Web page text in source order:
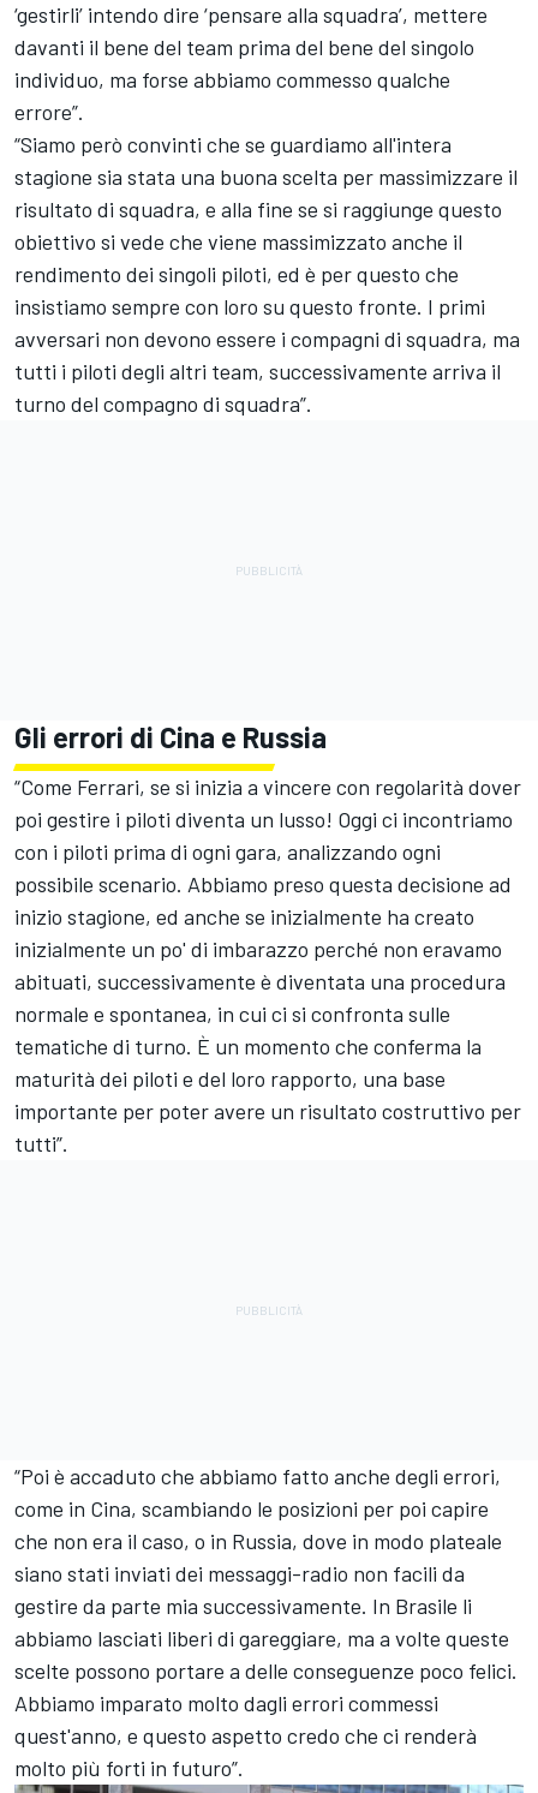
‘gestirli’ intendo dire ‘pensare alla squadra’, mettere
davanti il bene del team prima del bene del singolo
individuo, ma forse abbiamo commesso qualche
errore”.
“Siamo però convinti che se guardiamo all'intera
stagione sia stata una buona scelta per massimizzare il
risultato di squadra, e alla fine se si raggiunge questo
obiettivo si vede che viene massimizzato anche il
rendimento dei singoli piloti, ed è per questo che
insistiamo sempre con loro su questo fronte. I primi
avversari non devono essere i compagni di squadra, ma
tutti i piloti degli altri team, successivamente arriva il
turno del compagno di squadra”.
Gli errori di Cina e Russia
“Come Ferrari, se si inizia a vincere con regolarità dover
poi gestire i piloti diventa un lusso! Oggi ci incontriamo
con i piloti prima di ogni gara, analizzando ogni
possibile scenario. Abbiamo preso questa decisione ad
inizio stagione, ed anche se inizialmente ha creato
inizialmente un po' di imbarazzo perché non eravamo
abituati, successivamente è diventata una procedura
normale e spontanea, in cui ci si confronta sulle
tematiche di turno. È un momento che conferma la
maturità dei piloti e del loro rapporto, una base
importante per poter avere un risultato costruttivo per
tutti”.
“Poi è accaduto che abbiamo fatto anche degli errori,
come in Cina, scambiando le posizioni per poi capire
che non era il caso, o in Russia, dove in modo plateale
siano stati inviati dei messaggi-radio non facili da
gestire da parte mia successivamente. In Brasile li
abbiamo lasciati liberi di gareggiare, ma a volte queste
scelte possono portare a delle conseguenze poco felici.
Abbiamo imparato molto dagli errori commessi
quest'anno, e questo aspetto credo che ci renderà
molto più forti in futuro”.